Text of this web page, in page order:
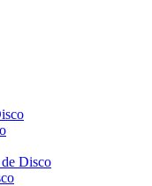
Disco